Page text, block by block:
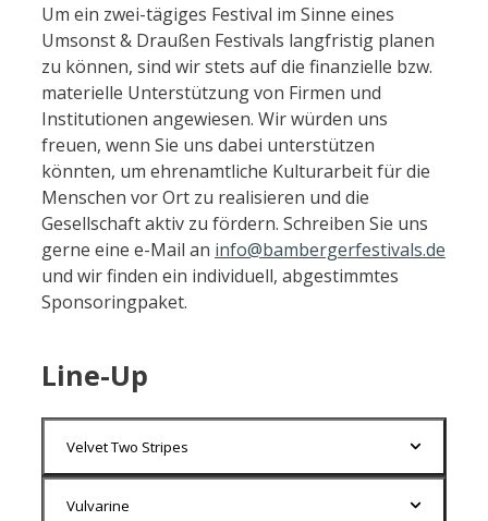
Um ein zwei-tägiges Festival im Sinne eines
Umsonst & Draußen Festivals langfristig planen
zu können, sind wir stets auf die finanzielle bzw.
materielle Unterstützung von Firmen und
Institutionen angewiesen. Wir würden uns
freuen, wenn Sie uns dabei unterstützen
könnten, um ehrenamtliche Kulturarbeit für die
Menschen vor Ort zu realisieren und die
Gesellschaft aktiv zu fördern. Schreiben Sie uns
gerne eine e-Mail an info@bambergerfestivals.de
und wir finden ein individuell, abgestimmtes
Sponsoringpaket.
Line-Up
Velvet Two Stripes
Vulvarine